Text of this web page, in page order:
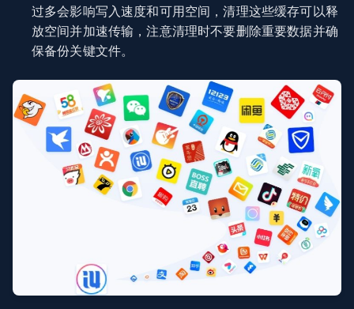
过多会影响写入速度和可用空间，清理这些缓存可以释
放空间并加速传输，注意清理时不要删除重要数据并确
保备份关键文件。